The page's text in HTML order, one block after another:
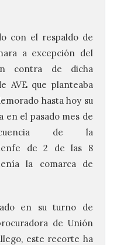
con el respaldo de
a excepción del
contra de dicha
AVE que planteaba
hasta hoy su
en el pasado mes de
de la
de 2 de las 8
la comarca de
en su turno de
de Unión
este recorte ha